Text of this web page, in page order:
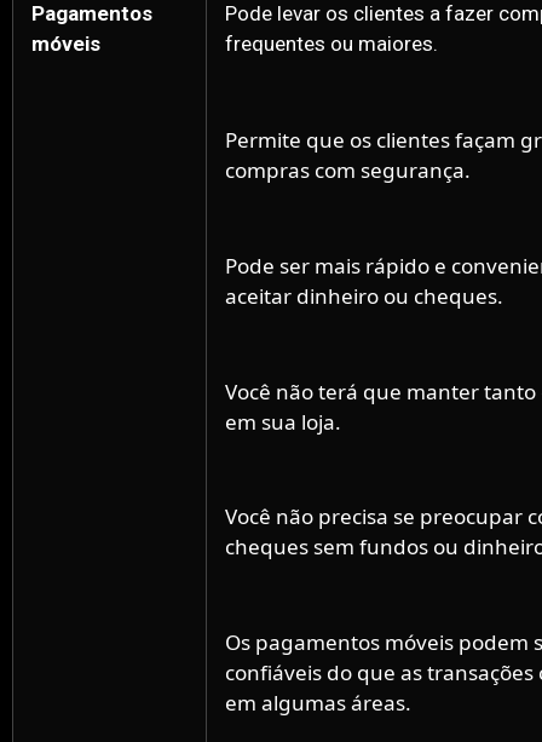
Pagamentos
móveis
Pode levar os clientes a fazer
frequentes ou maiores.
Permite que os clientes façam
compras com segurança.
Pode ser mais rápido e
aceitar dinheiro ou cheques.
Você não terá que manter
em sua loja.
Você não precisa se preocupar
cheques sem fundos ou
Os pagamentos móveis podem
confiáveis ​​do que as transações
em algumas áreas.